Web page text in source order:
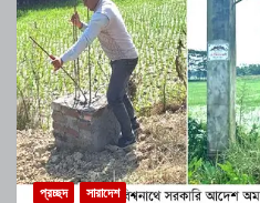
প্রচ্ছদ সারাদেশ